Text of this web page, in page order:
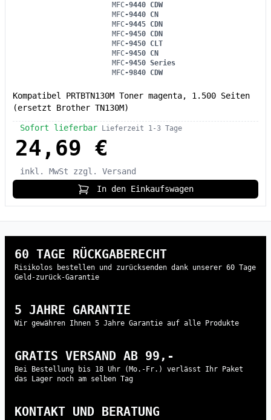
MFC-9440 CDW
MFC-9440 CN
MFC-9445 CDN
MFC-9450 CDN
MFC-9450 CLT
MFC-9450 CN
MFC-9450 Series
MFC-9840 CDW
Kompatibel PRTBTN130M Toner magenta, 1.500 Seiten
(ersetzt Brother TN130M)
Sofort lieferbar Lieferzeit 1-3 Tage
24,69 €
inkl. MwSt
zzgl. Versand
In den Einkaufswagen
60 TAGE RÜCKGABERECHT
Risikolos bestellen und zurücksenden dank unserer 60 Tage
Geld-zurück-Garantie
5 JAHRE GARANTIE
Wir gewähren Ihnen 5 Jahre Garantie auf alle Produkte
GRATIS VERSAND AB 99,-
Bei Bestellung bis 18 Uhr (Mo.-Fr.) verlässt Ihr Paket
das Lager noch am selben Tag
KONTAKT UND BERATUNG